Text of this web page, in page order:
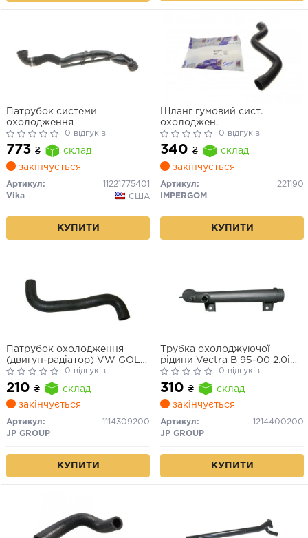
Патрубок системи
охолодження
0 відгуків
773 ₴
склад
закінчується
Артикул:
11221775401
Vika
США
КУПИТИ
Шланг гумовий сист.
охолоджен.
0 відгуків
340 ₴
склад
закінчується
Артикул:
221190
IMPERGOM
КУПИТИ
Патрубок охолодження
(двигун-радіатор) VW GOLF,
PASSAT, AUDI 80, 100 1,6-1,9
8/
0 відгуків
210 ₴
склад
закінчується
Артикул:
1114309200
JP GROUP
КУПИТИ
Трубка охолоджуючої
рідини Vectra B 95-00 2.0i
(нижня)
0 відгуків
310 ₴
склад
закінчується
Артикул:
1214400200
JP GROUP
КУПИТИ